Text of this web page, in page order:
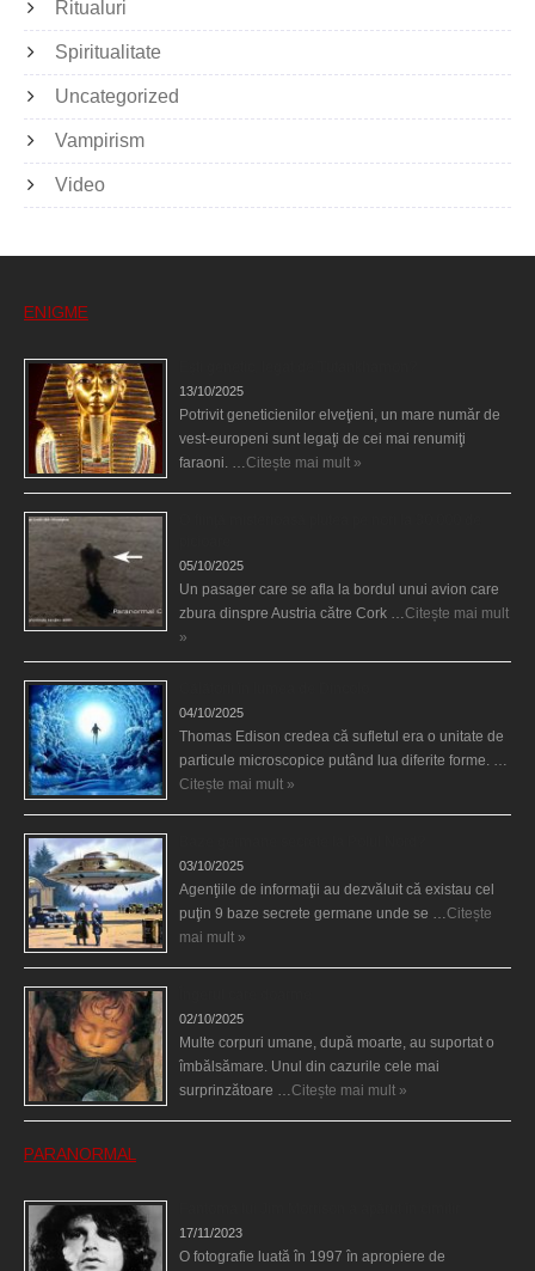
Ritualuri
Spiritualitate
Uncategorized
Vampirism
Video
ENIGME
13/10/2025
Potrivit geneticienilor elveţieni, un mare număr de
vest-europeni sunt legaţi de cei mai renumiţi
faraoni. …Citește mai mult »
05/10/2025
Un pasager care se afla la bordul unui avion care
zbura dinspre Austria către Cork …Citește mai mult
»
04/10/2025
Thomas Edison credea că sufletul era o unitate de
particule microscopice putând lua diferite forme. …
Citește mai mult »
03/10/2025
Agenţiile de informaţii au dezvăluit că existau cel
puţin 9 baze secrete germane unde se …Citește
mai mult »
02/10/2025
Multe corpuri umane, după moarte, au suportat o
îmbălsămare. Unul din cazurile cele mai
surprinzătoare …Citește mai mult »
PARANORMAL
17/11/2023
O fotografie luată în 1997 în apropiere de